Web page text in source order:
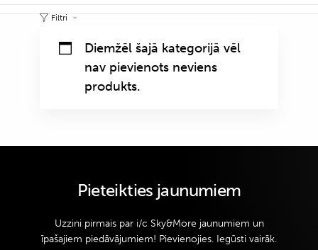
Filtri
Diemžēl šajā kategorijā vēl
nav pievienots neviens
produkts.
Pieteikties jaunumiem
Uzzini pirmais par i/c Sky&More jaunumiem un
īpašajiem piedāvājumiem! Pievienojies. Iegūsti vairāk.